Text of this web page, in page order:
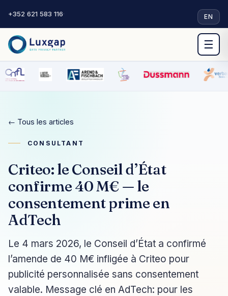
+352 621 583 116· EN
☰
← Tous les articles
CONSULTANT
Criteo: le Conseil d’État
confirme 40 M€ — le
consentement prime en
AdTech
Le 4 mars 2026, le Conseil d’État a confirmé
l’amende de 40 M€ infligée à Criteo pour
publicité personnalisée sans consentement
valable. Message clé en AdTech: pour les